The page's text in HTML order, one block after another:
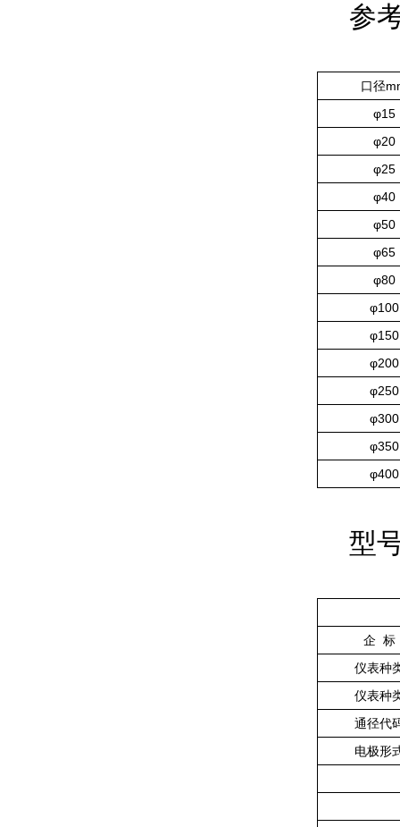
参考
口径
φ15
φ20
φ25
φ40
φ50
φ65
φ80
φ100
φ150
φ200
φ250
φ300
φ350
φ400
型号
企 标
仪表种
仪表种
通径代
电极形